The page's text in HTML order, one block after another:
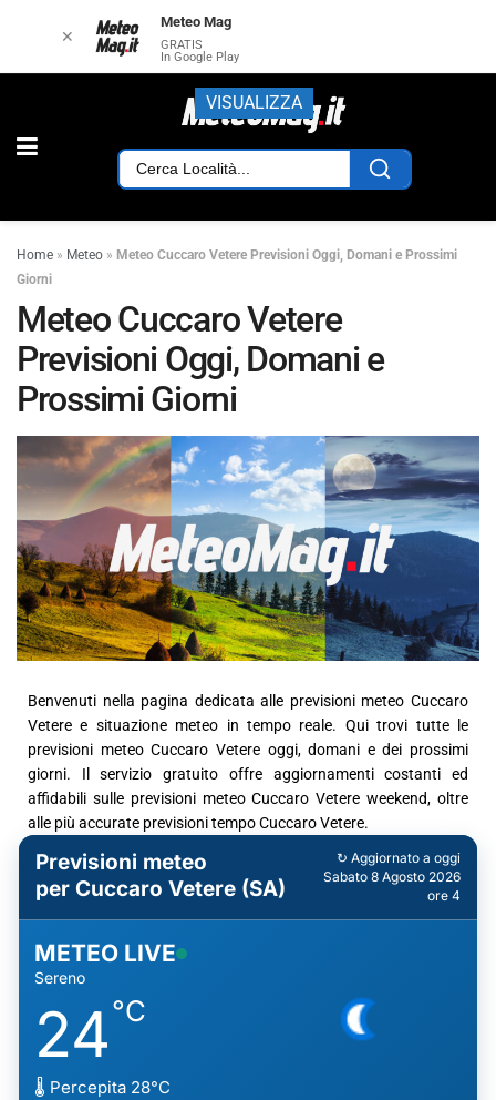
Home » Meteo » Meteo Cuccaro Vetere Previsioni Oggi, Domani e Prossimi
Giorni
Meteo Cuccaro Vetere
Previsioni Oggi, Domani e
Prossimi Giorni
Benvenuti nella pagina dedicata alle previsioni meteo Cuccaro
Vetere e situazione meteo in tempo reale. Qui trovi tutte le
previsioni meteo Cuccaro Vetere oggi, domani e dei prossimi
giorni. Il servizio gratuito offre aggiornamenti costanti ed
affidabili sulle previsioni meteo Cuccaro Vetere weekend, oltre
alle più accurate previsioni tempo Cuccaro Vetere.
Previsioni meteo
per Cuccaro Vetere (SA)
↻ Aggiornato a oggi
Sabato 8 Agosto 2026
ore 4
METEO LIVE
Sereno
24°C
🌡️ Percepita 28°C
✕
Meteo Mag
GRATIS
In Google Play
VISUALIZZA